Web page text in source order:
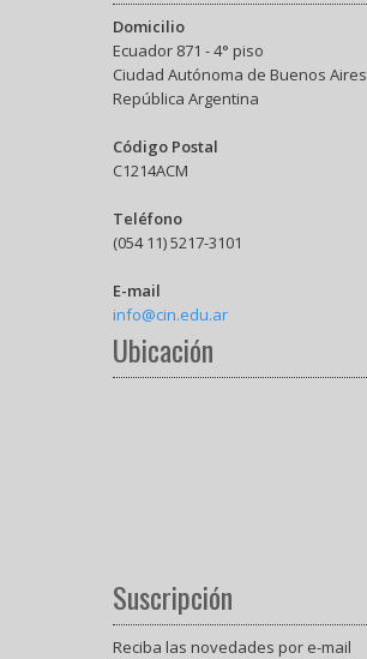
Domicilio
Ecuador 871 - 4° piso
Ciudad Autónoma de Buenos Aires
República Argentina
Código Postal
C1214ACM
Teléfono
(054 11) 5217-3101
E-mail
info@cin.edu.ar
Ubicación
Suscripción
Reciba las novedades por e-mail